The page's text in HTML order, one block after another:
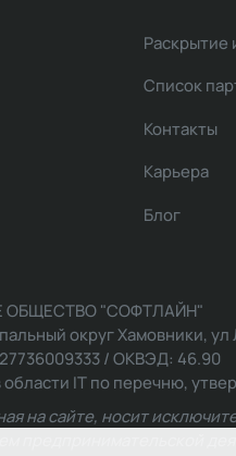
Раскрытие
Список
Контакты
Карьера
Блог
ОБЩЕСТВО "СОФТЛАЙН"
округ Хамовники,
/ ОКВЭД: 46.90
IT по перечню,
на сайте, носит